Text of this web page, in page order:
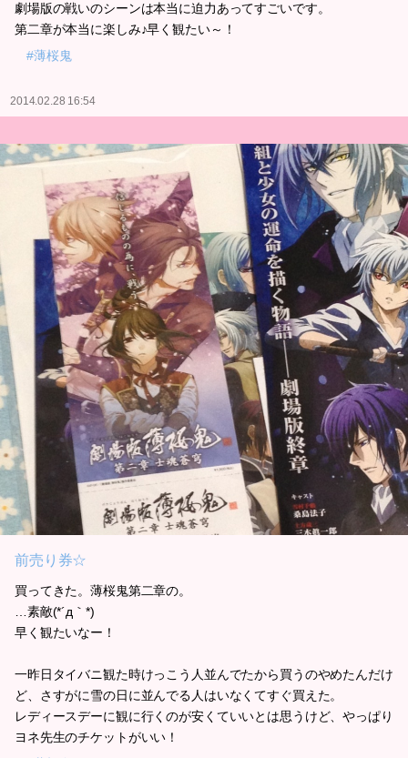
劇場版の戦いのシーンは本当に迫力あってすごいです。
第二章が本当に楽しみ♪早く観たい～！
#薄桜鬼
2014.02.28 16:54
前売り券☆
買ってきた。薄桜鬼第二章の。
…素敵(*´д｀*)
早く観たいなー！
一昨日タイバニ観た時けっこう人並んでたから買うのやめたんだけ
ど、さすがに雪の日に並んでる人はいなくてすぐ買えた。
レディースデーに観に行くのが安くていいとは思うけど、やっぱり
ヨネ先生のチケットがいい！